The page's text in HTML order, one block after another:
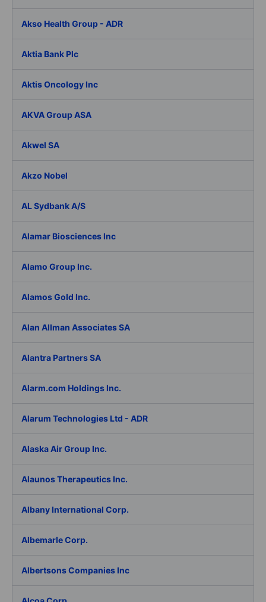
Akso Health Group - ADR
Aktia Bank Plc
Aktis Oncology Inc
AKVA Group ASA
Akwel SA
Akzo Nobel
AL Sydbank A/S
Alamar Biosciences Inc
Alamo Group Inc.
Alamos Gold Inc.
Alan Allman Associates SA
Alantra Partners SA
Alarm.com Holdings Inc.
Alarum Technologies Ltd - ADR
Alaska Air Group Inc.
Alaunos Therapeutics Inc.
Albany International Corp.
Albemarle Corp.
Albertsons Companies Inc